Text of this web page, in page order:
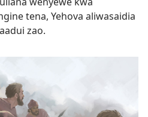
tena, Yehova aliwasaidia
zao.